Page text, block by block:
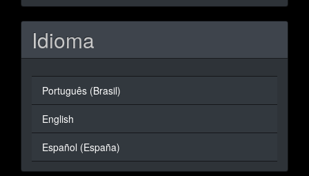
Idioma
Português (Brasil)
English
Español (España)